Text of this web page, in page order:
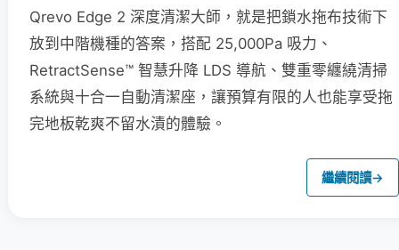
Qrevo Edge 2 深度清潔大師，就是把鎖水拖布技術下
放到中階機種的答案，搭配 25,000Pa 吸力、
RetractSense™ 智慧升降 LDS 導航、雙重零纏繞清掃
系統與十合一自動清潔座，讓預算有限的人也能享受拖
完地板乾爽不留水漬的體驗。
繼續閱讀→